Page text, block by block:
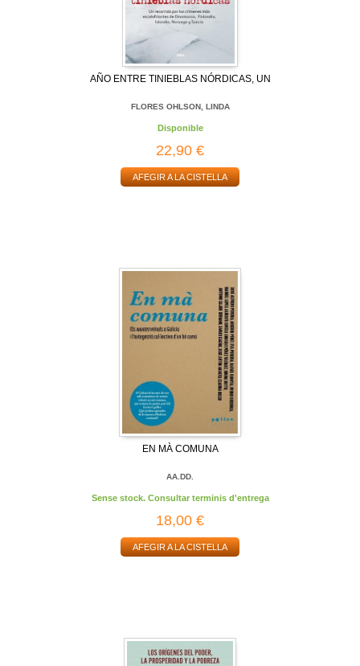
AÑO ENTRE TINIEBLAS NÓRDICAS, UN
FLORES OHLSON, LINDA
Disponible
22,90 €
AFEGIR A LA CISTELLA
EN MÀ COMUNA
AA.DD.
Sense stock. Consultar terminis d'entrega
18,00 €
AFEGIR A LA CISTELLA